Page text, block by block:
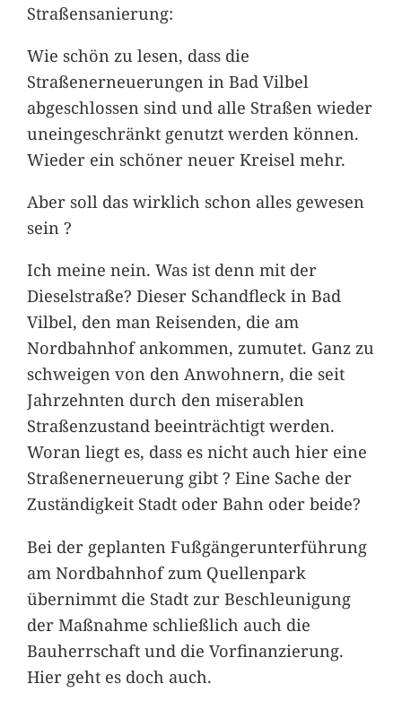
Straßensanierung:
Wie schön zu lesen, dass die
Straßenerneuerungen in Bad Vilbel
abgeschlossen sind und alle Straßen wieder
uneingeschränkt genutzt werden können.
Wieder ein schöner neuer Kreisel mehr.
Aber soll das wirklich schon alles gewesen
sein ?
Ich meine nein. Was ist denn mit der
Dieselstraße? Dieser Schandfleck in Bad
Vilbel, den man Reisenden, die am
Nordbahnhof ankommen, zumutet. Ganz zu
schweigen von den Anwohnern, die seit
Jahrzehnten durch den miserablen
Straßenzustand beeinträchtigt werden.
Woran liegt es, dass es nicht auch hier eine
Straßenerneuerung gibt ? Eine Sache der
Zuständigkeit Stadt oder Bahn oder beide?
Bei der geplanten Fußgängerunterführung
am Nordbahnhof zum Quellenpark
übernimmt die Stadt zur Beschleunigung
der Maßnahme schließlich auch die
Bauherrschaft und die Vorfinanzierung.
Hier geht es doch auch.